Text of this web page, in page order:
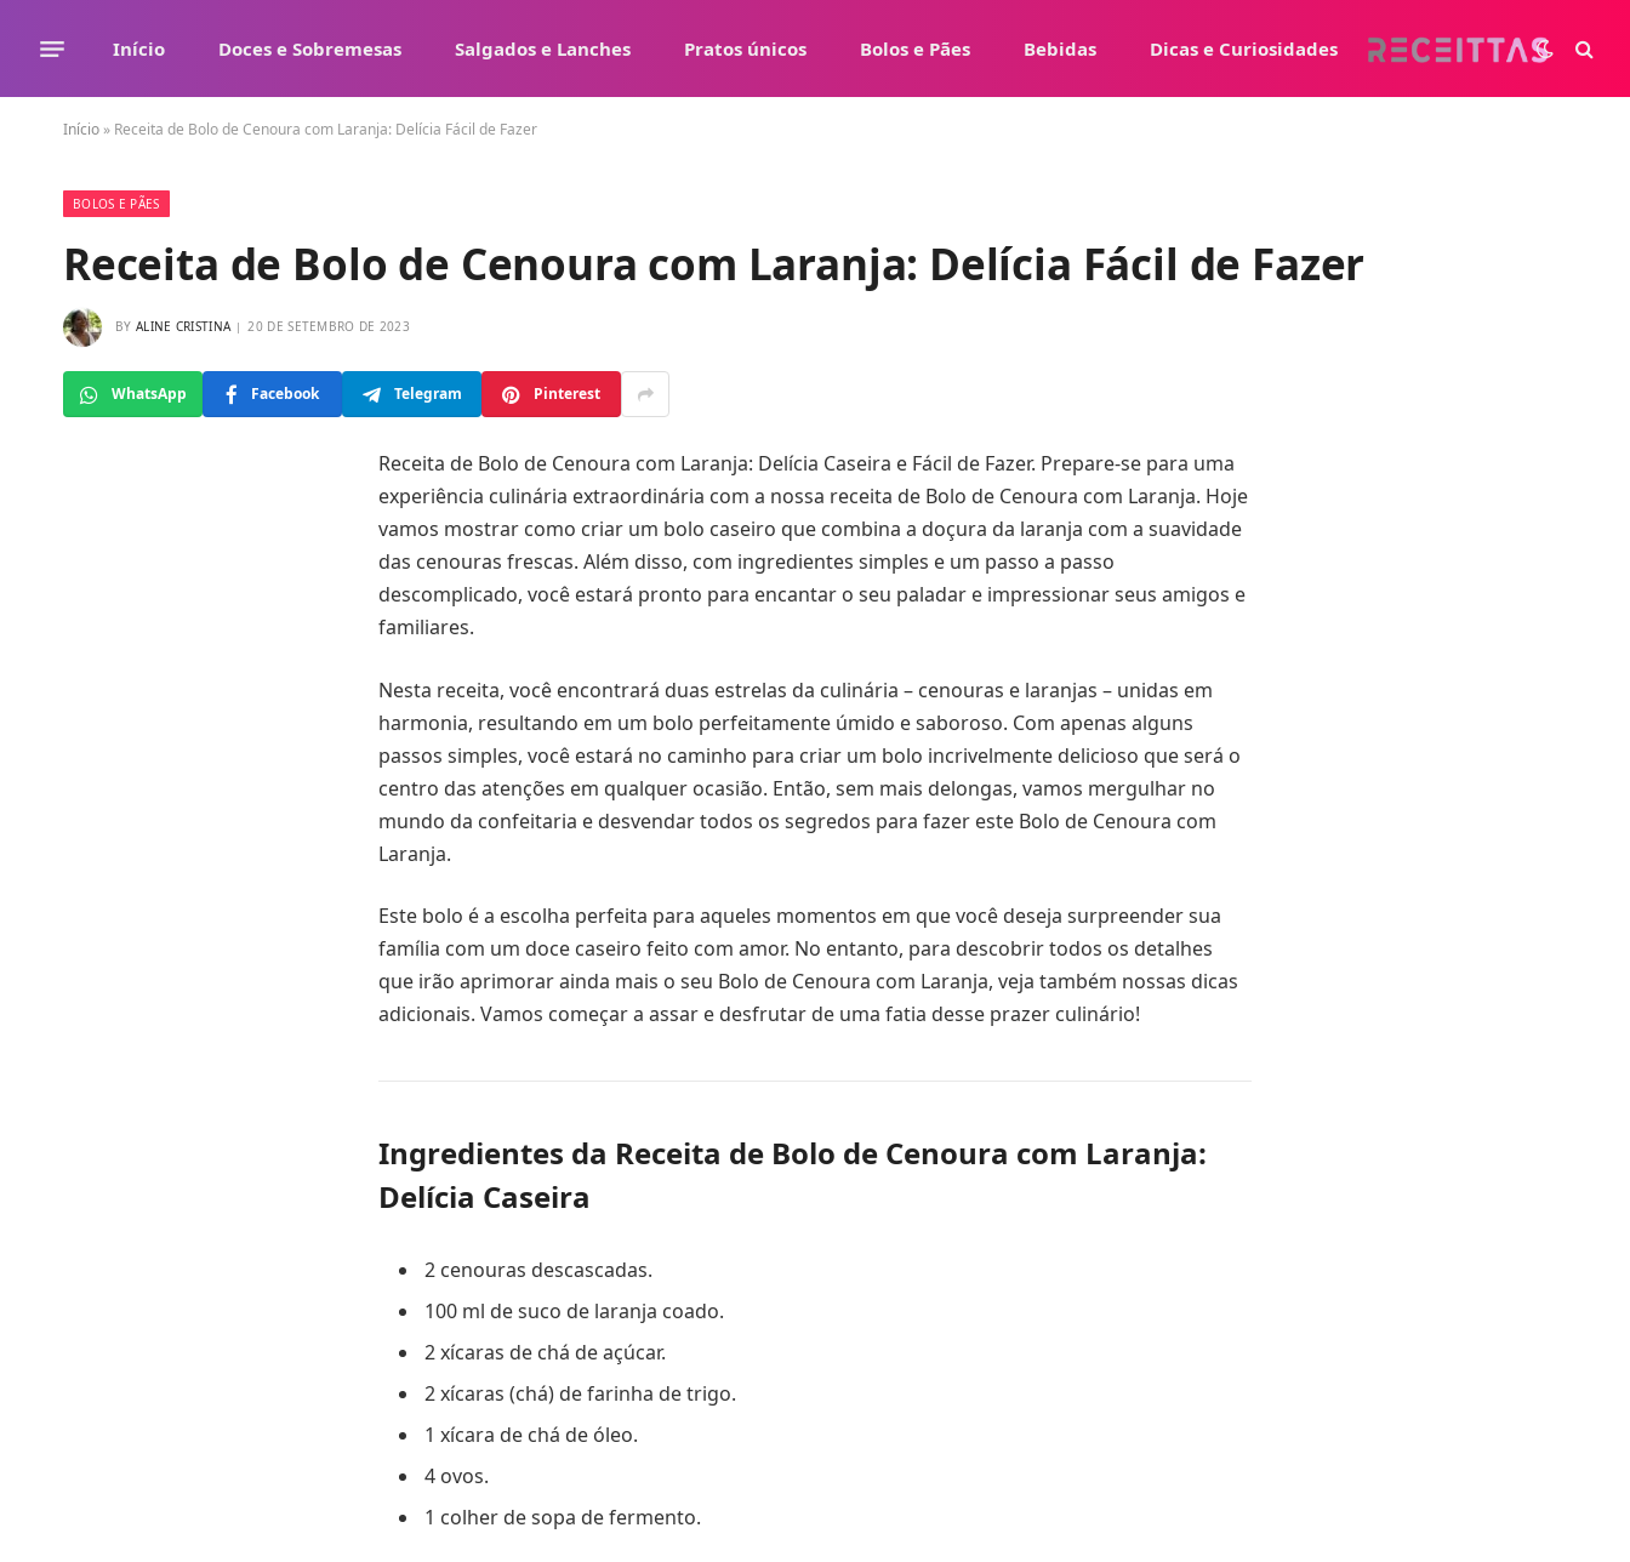
Início Doces e Sobremesas Salgados e Lanches Pratos únicos Bolos e Pães Bebidas Dicas e Curiosidades
Início » Receita de Bolo de Cenoura com Laranja: Delícia Fácil de Fazer
BOLOS E PÃES
Receita de Bolo de Cenoura com Laranja: Delícia Fácil de Fazer
BY ALINE CRISTINA 20 DE SETEMBRO DE 2023
WhatsApp Facebook Telegram Pinterest
Receita de Bolo de Cenoura com Laranja: Delícia Caseira e Fácil de Fazer. Prepare-se para uma
experiência culinária extraordinária com a nossa receita de Bolo de Cenoura com Laranja. Hoje
vamos mostrar como criar um bolo caseiro que combina a doçura da laranja com a suavidade
das cenouras frescas. Além disso, com ingredientes simples e um passo a passo
descomplicado, você estará pronto para encantar o seu paladar e impressionar seus amigos e
familiares.
Nesta receita, você encontrará duas estrelas da culinária – cenouras e laranjas – unidas em
harmonia, resultando em um bolo perfeitamente úmido e saboroso. Com apenas alguns
passos simples, você estará no caminho para criar um bolo incrivelmente delicioso que será o
centro das atenções em qualquer ocasião. Então, sem mais delongas, vamos mergulhar no
mundo da confeitaria e desvendar todos os segredos para fazer este Bolo de Cenoura com
Laranja.
Este bolo é a escolha perfeita para aqueles momentos em que você deseja surpreender sua
família com um doce caseiro feito com amor. No entanto, para descobrir todos os detalhes
que irão aprimorar ainda mais o seu Bolo de Cenoura com Laranja, veja também nossas dicas
adicionais. Vamos começar a assar e desfrutar de uma fatia desse prazer culinário!
Ingredientes da Receita de Bolo de Cenoura com Laranja:
Delícia Caseira
2 cenouras descascadas.
100 ml de suco de laranja coado.
2 xícaras de chá de açúcar.
2 xícaras (chá) de farinha de trigo.
1 xícara de chá de óleo.
4 ovos.
1 colher de sopa de fermento.